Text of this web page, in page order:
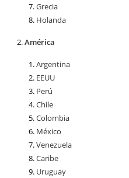
Grecia
Holanda
América
Argentina
EEUU
Perú
Chile
Colombia
México
Venezuela
Caribe
Uruguay